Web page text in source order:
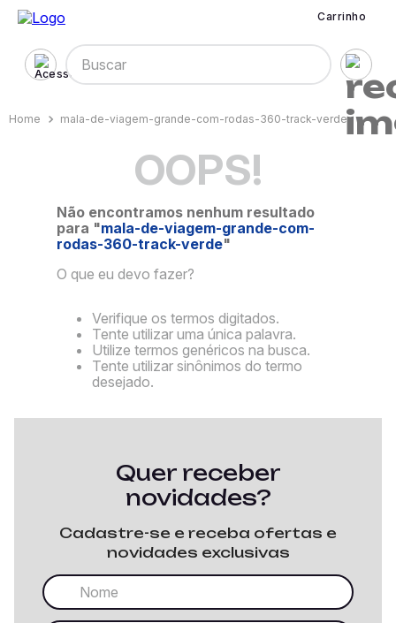
Carrinho
Buscar
mala-de-viagem-grande-com-rodas-360-track-verde
OOPS!
Não encontramos nenhum resultado
para "mala-de-viagem-grande-com-
rodas-360-track-verde"
O que eu devo fazer?
Verifique os termos digitados.
Tente utilizar uma única palavra.
Utilize termos genéricos na busca.
Tente utilizar sinônimos do termo
desejado.
Quer receber
novidades?
Cadastre-se e receba ofertas e
novidades exclusivas